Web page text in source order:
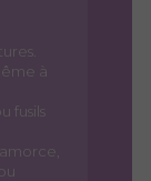
à
fusils